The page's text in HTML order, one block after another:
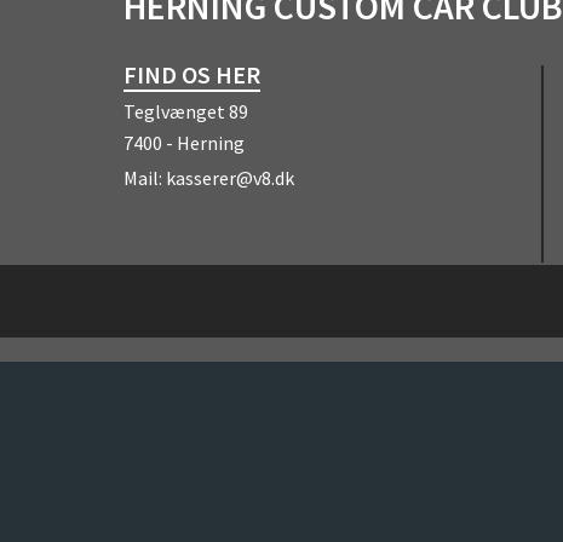
FIND OS HER
Teglvænget 89
7400 - Herning
Mail: kasserer@v8.dk